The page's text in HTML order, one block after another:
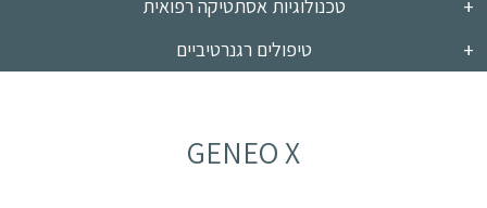
טכנולוגיות אסתטיקה רפואית
טיפולים רגנרטיביים
GENEO X